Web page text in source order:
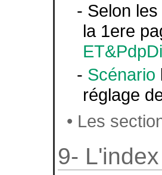
- Selon
la 1ere
- Scénario
réglage
• Les
9- L'index